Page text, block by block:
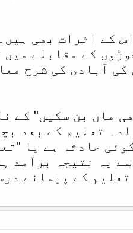
کے اثرات بھی
کے مقابلے میں
آبادی کی شرح
ماں بن سکیں" کے
تعلیم کے بعد
حادثہ ہے یا
یہ نتیجہ برآمد
کے پیمانے